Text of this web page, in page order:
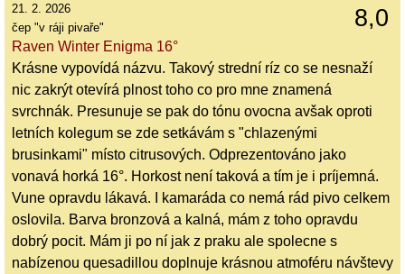
8,0
21. 2. 2026
čep "v ráji pivaře"
Raven Winter Enigma 16°
Krásne vypovídá názvu. Takový strední ríz co se nesnaží
nic zakrýt otevírá plnost toho co pro mne znamená
svrchnák. Presunuje se pak do tónu ovocna avšak oproti
letních kolegum se zde setkávám s "chlazenými
brusinkami" místo citrusových. Odprezentováno jako
vonavá horká 16°. Horkost není taková a tím je i príjemná.
Vune opravdu lákavá. I kamaráda co nemá rád pivo celkem
oslovila. Barva bronzová a kalná, mám z toho opravdu
dobrý pocit. Mám ji po ní jak z praku ale spolecne s
nabízenou quesadillou doplnuje krásnou atmoféru návštevy